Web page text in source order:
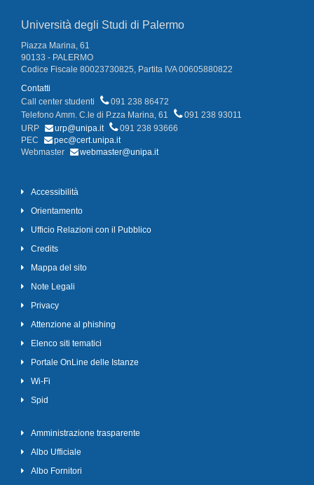
Università degli Studi di Palermo
Piazza Marina, 61
90133 - PALERMO
Codice Fiscale 80023730825, Partita IVA 00605880822
Contatti
Call center studenti
091 238 86472
Telefono Amm. C.le di P.zza Marina, 61
091 238 93011
URP
urp@unipa.it
091 238 93666
PEC
pec@cert.unipa.it
Webmaster
webmaster@unipa.it
Accessibilità
Orientamento
Ufficio Relazioni con il Pubblico
Credits
Mappa del sito
Note Legali
Privacy
Attenzione al phishing
Elenco siti tematici
Portale OnLine delle Istanze
Wi-Fi
Spid
Amministrazione trasparente
Albo Ufficiale
Albo Fornitori